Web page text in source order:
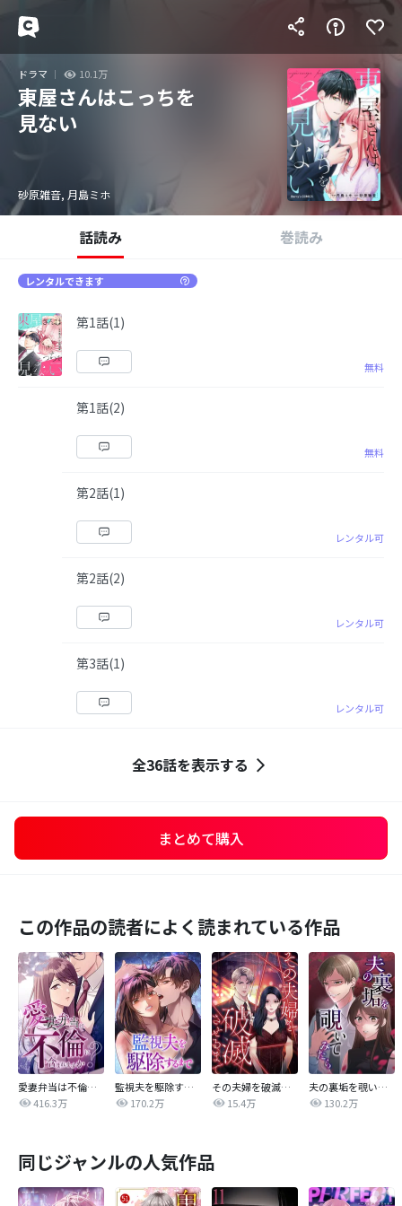
ドラマ 10.1万
東屋さんはこっちを
見ない
砂原雑音, 月島ミホ
話読み 巻読み
レンタルできます
第1話(1)
無料
第1話(2)
無料
第2話(1)
レンタル可
第2話(2)
レンタル可
第3話(1)
レンタル可
全36話を表示する
まとめて購入
この作品の読者によく読まれている作品
愛妻弁当は不倫に含まれますか？
416.3万
監視夫を駆除するまで
170.2万
その夫婦を破滅させるまで
15.4万
夫の裏垢を覗いてみたら
130.2万
同じジャンルの人気作品